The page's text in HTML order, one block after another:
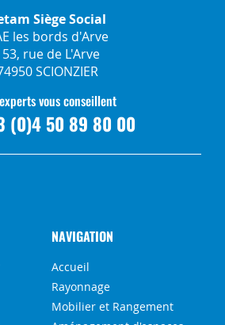
Siège Social
les bords d'Arve
rue de L'Arve
SCIONZIER
vous conseillent
(0)4 50 89 80 00
NAVIGATION
Accueil
Rayonnage
Mobilier et Rangement